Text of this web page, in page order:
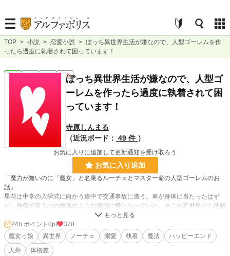
TOP > 小説 > 恋愛小説 > ぼっち異世界生活が嫌なので、人型ゴーレムを作
ったら過度に執着されて困っています！
恋愛 完結 長編 R18ぼっち異世界生活が嫌なので、人型ゴ
ーレムを作ったら過度に執着されて困
っています！
寺原しんまる
（近況ボード： 49 件 ）
お気に入りに追加して更新通知を受け取ろう
お気に入り追加
「魔力が無いのに「魔女」と名乗るルーチェとマスター命の人型ゴーレムのお
話」
星花は中学の入学式に向かう途中で交通事故に遭う。車が身体に当たったはず
が、無傷で富士山の樹海のような場所に横たわっていた。そこが異世界だと理解
した星花は、ジオンという魔法使いに拾われてルーチェと名付けられる。ルーチ
ェが18歳になった時にジオンが他界。一人が寂しく不安になり、ルーチェは禁
断の魔術で人型ゴーレムを作成してしまう。初めは無垢な状態のゴーレムだった
が、スポンジのように知識を吸収し、あっという間に成人男性と同じ一般的な知
識を手に入れた。ゴーレムの燃料はマスターの体液。最初は血を与えていたが、
24h.ポイント 0pt
370
魔女っ娘
異世界 ノーチェ 溺愛 執着 魔法
ハッピーエンド
人外
体格差